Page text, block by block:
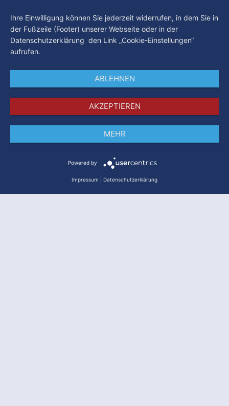
Datenschutz
Ihre Einwilligung können Sie jederzeit widerrufen, in dem Sie in
der Fußzeile (Footer) unserer Webseite oder in der
Datenschutzerklärung den Link „Cookie-Einstellungen“
aufrufen.
ABLEHNEN
AKZEPTIEREN
MEHR
Powered by
Impressum Datenschutzerklärung